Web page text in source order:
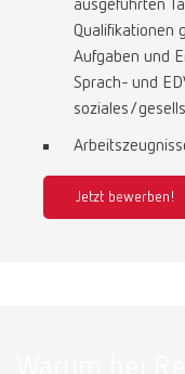
ausgeführten
Qualifikationen
Aufgaben und
Sprach- und
soziales/
Jetzt bewerben!